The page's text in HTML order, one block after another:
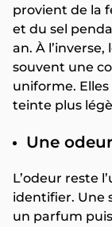
provient de la
et du sel
an. À
souvent une
uniforme.
teinte plus
Une
L’odeur reste
identifier. Une
un parfum